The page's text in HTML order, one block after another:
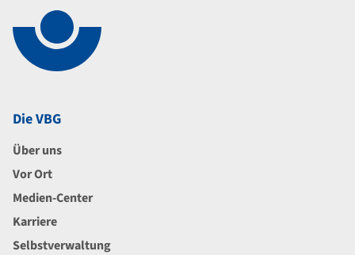
Die VBG
Über uns
Vor Ort
Medien-Center
Karriere
Selbstverwaltung